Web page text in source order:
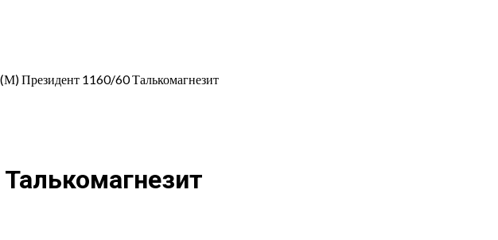
Президент 1160/60 Талькомагнезит